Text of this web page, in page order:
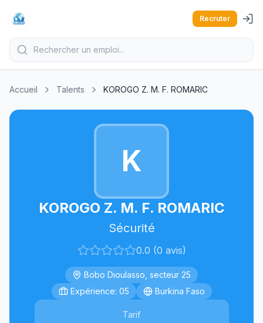
Recruter
Accueil Talents KOROGO Z. M. F. ROMARIC
K
KOROGO Z. M. F. ROMARIC
Sécurité
0.0 (0 avis)
Bobo Dioulasso, secteur 25
Expérience: 05
Burkina Faso
Tarif